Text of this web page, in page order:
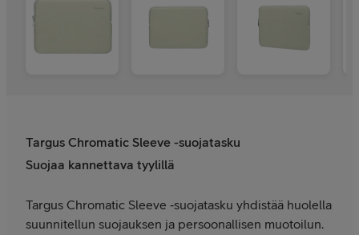
Targus Chromatic Sleeve -suojatasku
Suojaa kannettava tyylillä
Targus Chromatic Sleeve ‑suojatasku yhdistää huolella
suunnitellun suojauksen ja persoonallisen muotoilun.